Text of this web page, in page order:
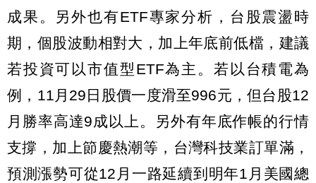
成果。另外也有ETF專家分析，台股震盪時
期，個股波動相對大，加上年底前低檔，建議
若投資可以市值型ETF為主。若以台積電為
例，11月29日股價一度滑至996元，但台股12
月勝率高達9成以上。另外有年底作帳的行情
支撐，加上節慶熱潮等，台灣科技業訂單滿，
預測漲勢可從12月一路延續到明年1月美國總